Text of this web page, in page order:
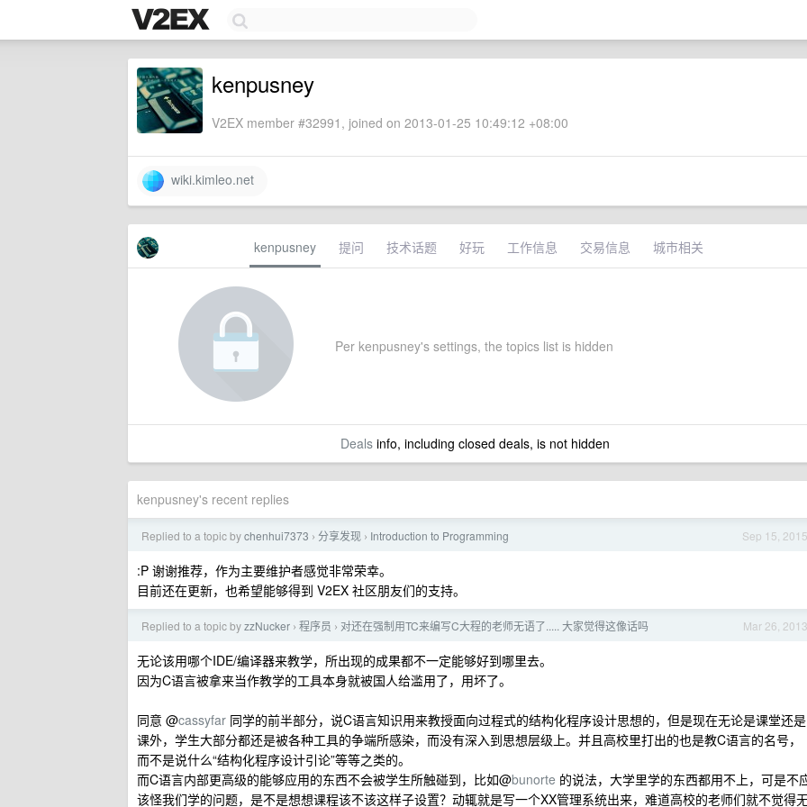
kenpusney
V2EX member #32991, joined on 2013-01-25 10:49:12 +08:00
wiki.kimleo.net
kenpusney 提问 技术话题 好玩 工作信息 交易信息 城市相关
Per kenpusney's settings, the topics list is hidden
Dealsinfo, including closed deals, is not hidden
kenpusney's recent replies
Sep 15, 2015
Replied to a topic bychenhui7373 › 分享发现 › Introduction to Programming
:P 谢谢推荐，作为主要维护者感觉非常荣幸。
目前还在更新，也希望能够得到 V2EX 社区朋友们的支持。
Mar 26, 2013
Replied to a topic byzzNucker › 程序员 › 对还在强制用TC来编写C大程的老师无语了..... 大家觉得这像话吗
无论该用哪个IDE/编译器来教学，所出现的成果都不一定能够好到哪里去。
因为C语言被拿来当作教学的工具本身就被国人给滥用了，用坏了。
同意 @cassyfar 同学的前半部分，说C语言知识用来教授面向过程式的结构化程序设计思想的，但是现在无论是课堂还是
课外，学生大部分都还是被各种工具的争端所感染，而没有深入到思想层级上。并且高校里打出的也是教C语言的名号，
而不是说什么“结构化程序设计引论”等等之类的。
而C语言内部更高级的能够应用的东西不会被学生所触碰到，比如@bunorte 的说法，大学里学的东西都用不上，可是不
该怪我们学的问题，是不是想想课程该不该这样子设置？动辄就是写一个XX管理系统出来，难道高校的老师们就不觉得